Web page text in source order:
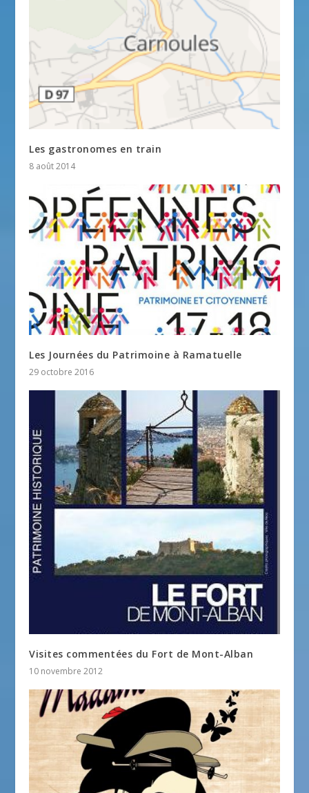
Les gastronomes en train
8 août 2014
Les Journées du Patrimoine à Ramatuelle
29 octobre 2016
Visites commentées du Fort de Mont-Alban
10 novembre 2012